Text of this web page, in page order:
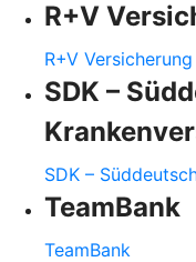
R+V
R+V Versicherung
SDK –
SDK –
TeamBank
TeamBank